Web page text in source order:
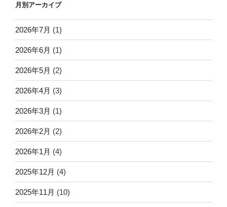
月別アーカイブ
2026年7月 (1)
2026年6月 (1)
2026年5月 (2)
2026年4月 (3)
2026年3月 (1)
2026年2月 (2)
2026年1月 (4)
2025年12月 (4)
2025年11月 (10)